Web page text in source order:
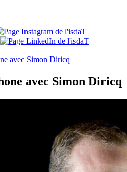
avec Simon Diricq
avec Simon Diricq